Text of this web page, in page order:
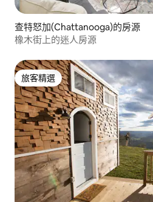
查特怒加(Chattanooga)的房源
橡木街上的迷人房源
旅客精選
旅客精選